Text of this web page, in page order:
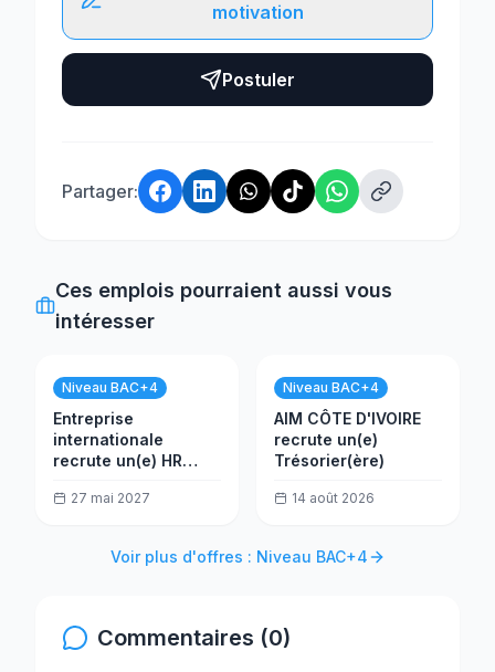
motivation
Postuler
Partager:
Ces emplois pourraient aussi vous
intéresser
Niveau BAC+4
Entreprise
internationale
recrute un(e) HR
27 mai 2027
Niveau BAC+4
AIM CÔTE D'IVOIRE
recrute un(e)
Trésorier(ère)
14 août 2026
Voir plus d'offres : Niveau BAC+4
Commentaires (0)